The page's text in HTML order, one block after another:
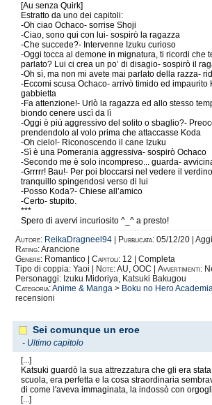
[Au senza Quirk]
Estratto da uno dei capitoli:
-Oh ciao Ochaco- sorrise Shoji
-Ciao, sono qui con lui- sospirò la ragazza
-Che succede?- Intervenne Izuku curioso
-Oggi tocca al demone in mignatura, ti ricordi che
parlato? Lui ci crea un po’ di disagio- sospirò il
-Oh sì, ma non mi avete mai parlato della razza-
-Eccomi scusa Ochaco- arrivò timido ed impaurito
gabbietta
-Fa attenzione!- Urlò la ragazza ed allo stesso
biondo cenere uscì da lì
-Oggi è più aggressivo del solito o sbaglio?-
prendendolo al volo prima che attaccasse Koda
-Oh cielo!- Riconoscendo il cane Izuku
-Sì è una Pomerania aggressiva- sospirò Ochaco
-Secondo me è solo incompreso... guarda-
-Grrrrr! Bau!- Per poi bloccarsi nel vedere il
tranquillo spingendosi verso di lui
-Posso Koda?- Chiese all’amico
-Certo- stupito.
***
Spero di avervi incuriosito ^_^ a presto!
Autore: ReikaDragneel94 Pubblicata: 05/12/20 |
Rating:Arancione
Genere: Romantico | Capitoli: 12 | Completa
Tipo di coppia: Yaoi |
Note:AU, OOC | Avvertimenti:
Personaggi: Izuku Midoriya, Katsuki Bakugou
Categoria:Anime & Manga > Boku no Hero
recensioni
Sei comunque un eroe
- Ultimo capitolo
[...]
Katsuki guardò la sua attrezzatura che gli era
scuola, era perfetta e la cosa straordinaria
di come l'aveva immaginata, la indossò con
[...]